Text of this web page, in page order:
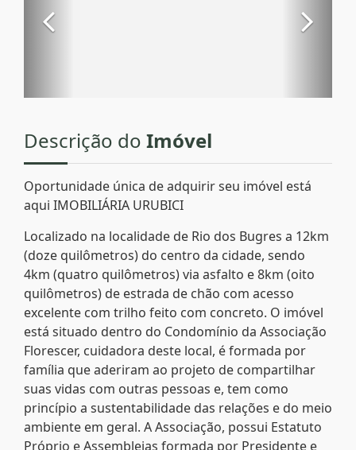
Descrição do Imóvel
Oportunidade única de adquirir seu imóvel está
aqui IMOBILIÁRIA URUBICI
Localizado na localidade de Rio dos Bugres a 12km
(doze quilômetros) do centro da cidade, sendo
4km (quatro quilômetros) via asfalto e 8km (oito
quilômetros) de estrada de chão com acesso
excelente com trilho feito com concreto. O imóvel
está situado dentro do Condomínio da Associação
Florescer, cuidadora deste local, é formada por
família que aderiram ao projeto de compartilhar
suas vidas com outras pessoas e, tem como
princípio a sustentabilidade das relações e do meio
ambiente em geral. A Associação, possui Estatuto
Próprio e Assembleias formada por Presidente e